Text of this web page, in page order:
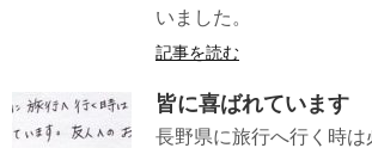
いました
記事を読む
皆に喜ばれています
長野県に旅行へ行く時は